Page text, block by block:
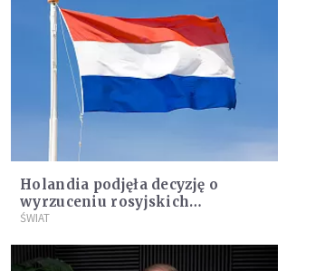
Holandia podjęła decyzję o
wyrzuceniu rosyjskich
dyplomatów. W jej ślady poszła
ŚWIAT